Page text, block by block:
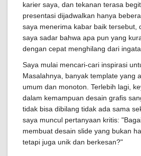
karier saya, dan tekanan terasa
presentasi dijadwalkan hanya
saya menerima kabar baik tersebut,
saya sadar bahwa apa pun yang
dengan cepat menghilang dari
Saya mulai mencari-cari inspirasi
Masalahnya, banyak template yang
umum dan monoton. Terlebih lagi,
dalam kemampuan desain grafis
tidak bisa dibilang tidak ada sama
saya muncul pertanyaan kritis:
membuat desain slide yang bukan
tetapi juga unik dan berkesan?"